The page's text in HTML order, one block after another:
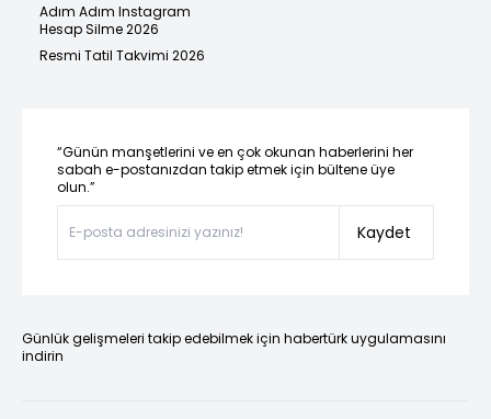
Adım Adım Instagram
Hesap Silme 2026
Resmi Tatil Takvimi 2026
“Günün manşetlerini ve en çok okunan haberlerini her
sabah e-postanızdan takip etmek için bültene üye
olun.”
Kaydet
Günlük gelişmeleri takip edebilmek için habertürk uygulamasını
indirin